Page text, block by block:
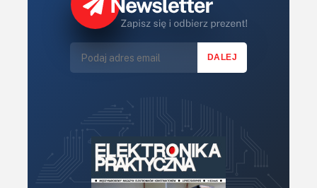
LED/LCD/OLED
Mechatronika
Optoelektronika